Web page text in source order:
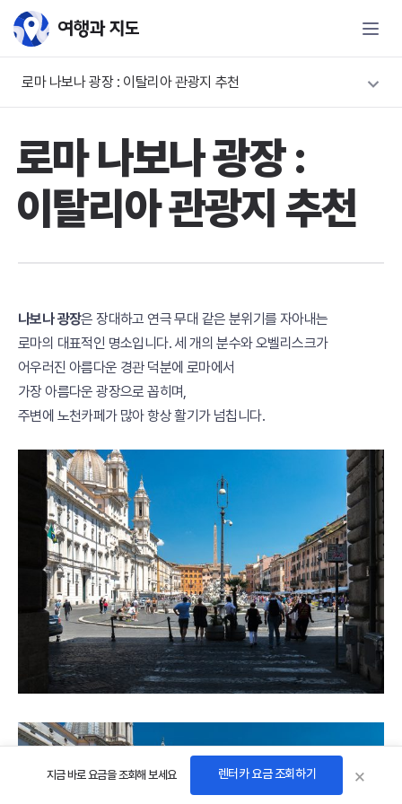
로마 나보나 광장 : 이탈리아 관광지 추천
로마 나보나 광장 :
이탈리아 관광지 추천
나보나 광장은 장대하고 연극 무대 같은 분위기를 자아내는
로마의 대표적인 명소입니다. 세 개의 분수와 오벨리스크가
어우러진 아름다운 경관 덕분에 로마에서
가장 아름다운 광장으로 꼽히며,
주변에 노천카페가 많아 항상 활기가 넘칩니다.
지금 바로 요금을 조회해 보세요 렌터카 요금 조회하기 ×